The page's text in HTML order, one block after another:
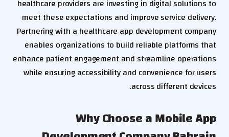
healthcare providers are investing in digital solutions to
meet these expectations and improve service delivery.
Partnering with a healthcare app development company
enables organizations to build reliable platforms that
enhance patient engagement and streamline operations
while ensuring accessibility and convenience for users
across different devices.
Why Choose a Mobile App